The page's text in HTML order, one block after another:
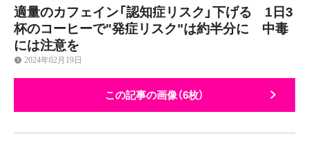
適量のカフェイン「認知症リスク」下げる 1日3
杯のコーヒーで"発症リスク"は約半分に 中毒
には注意を
2024年02月19日
この記事の画像（6枚）